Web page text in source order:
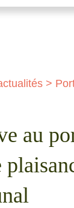
>
au